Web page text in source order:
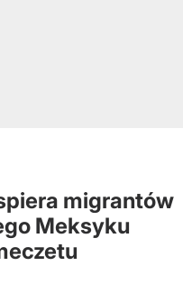
migrantów
Meksyku